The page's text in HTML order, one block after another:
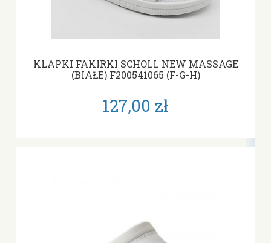
KLAPKI FAKIRKI SCHOLL NEW MASSAGE
(BIAŁE) F200541065 (F-G-H)
127,00 zł